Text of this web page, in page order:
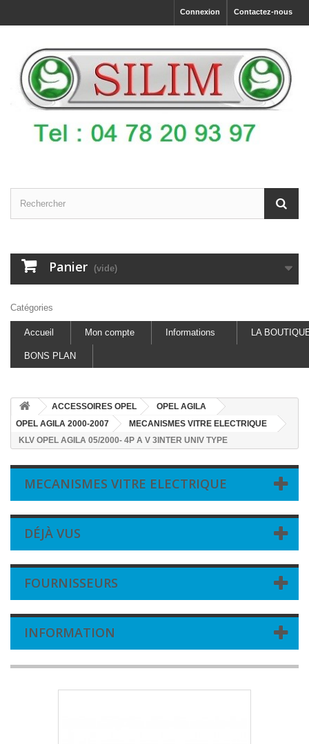
Contactez-nous
Connexion
Panier (vide)
Catégories
Accueil Mon compte Informations LA
BONS PLAN
ACCESSOIRES OPEL
OPEL AGILA
OPEL AGILA 2000-2007
MECANISMES VITRE ELECTRIQUE
KLV OPEL AGILA 05/2000- 4P A V 3INTER UNIV TYPE
MECANISMES VITRE ELECTRIQUE
DÉJÀ VUS
FOURNISSEURS
INFORMATION